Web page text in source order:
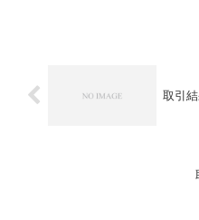
取引